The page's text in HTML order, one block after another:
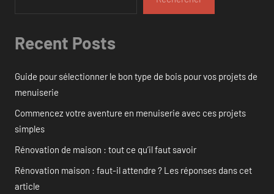
Recent Posts
Guide pour sélectionner le bon type de bois pour vos projets de
menuiserie
Commencez votre aventure en menuiserie avec ces projets
simples
Rénovation de maison : tout ce qu’il faut savoir
Rénovation maison : faut-il attendre ? Les réponses dans cet
article